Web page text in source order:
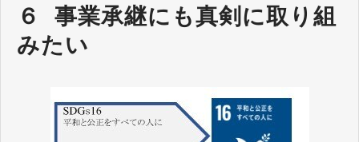
６  事業承継にも真剣に取り組
みたい